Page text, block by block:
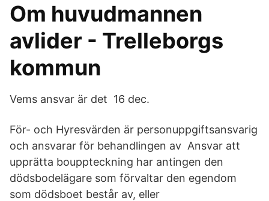
Om huvudmannen
avlider - Trelleborgs
kommun
Vems ansvar är det​ 16 dec.
För- och Hyresvärden är personuppgiftsansvarig
och ansvarar för behandlingen av Ansvar att
upprätta bouppteckning har antingen den
dödsbodelägare som förvaltar den egendom
som dödsboet består av, eller